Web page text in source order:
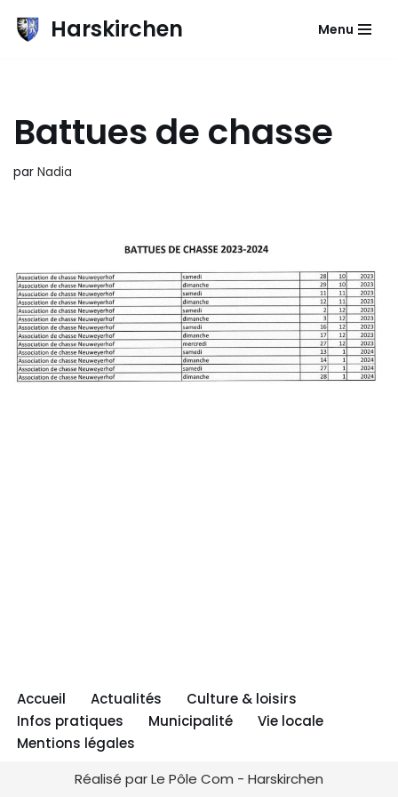
Aller
Harskirchen Menu
Battues de chasse
par Nadia
Accueil Actualités
Culture & loisirs
Infos pratiques
Municipalité
Vie locale
Mentions légales
Réalisé par Le Pôle Com - Harskirchen